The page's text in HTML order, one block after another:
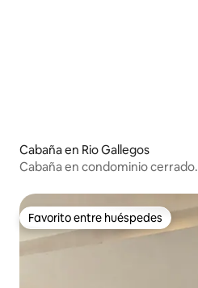
Cabaña en Rio Gallegos
Cabaña en condominio cerrado.
Favorito entre huéspedes
Favorito entre huéspedes